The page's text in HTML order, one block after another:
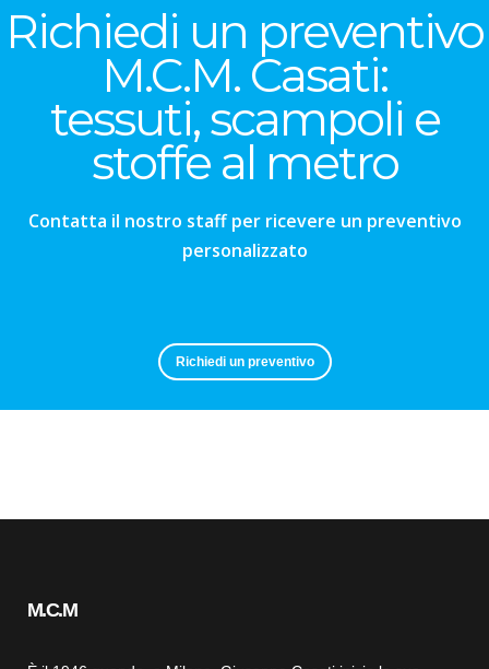
Richiedi un preventivo
M.C.M. Casati:
tessuti, scampoli e
stoffe al metro
Contatta il nostro staff per ricevere un preventivo
personalizzato
Richiedi un preventivo
M.C.M